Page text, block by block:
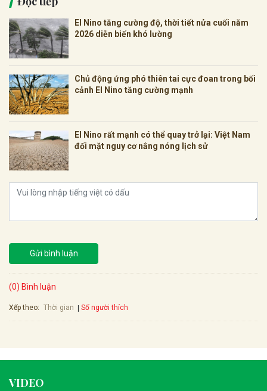
El Nino tăng cường độ, thời tiết nửa cuối năm
2026 diễn biến khó lường
Chủ động ứng phó thiên tai cực đoan trong bối
cảnh El Nino tăng cường mạnh
El Nino rất mạnh có thể quay trở lại: Việt Nam
đối mặt nguy cơ nắng nóng lịch sử
Gửi bình luận
(0) Bình luận
Xếp theo: Thời gian Số người thích
VIDEO